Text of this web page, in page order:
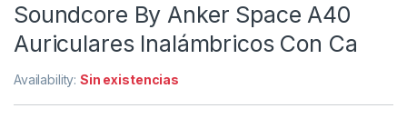
Soundcore By Anker Space A40
Auriculares Inalámbricos Con Ca
Availability:Sin existencias